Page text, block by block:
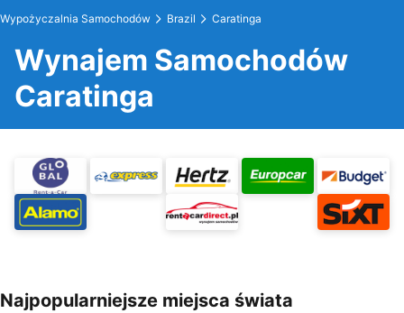
Wypożyczalnia Samochodów Brazil Caratinga
Wynajem Samochodów
Caratinga
Najpopularniejsze miejsca świata